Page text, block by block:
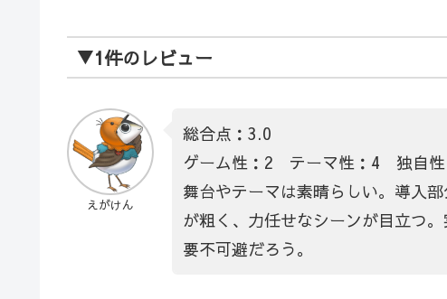
▼1件のレビュー
えがけん
総合点：3.0
ゲーム性：2 テーマ性：4 独自性
舞台やテーマは素晴らしい。導入
が粗く、力任せなシーンが目立つ
要不可避だろう。